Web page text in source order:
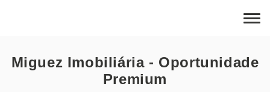
Miguez Imobiliária - Oportunidade
Premium